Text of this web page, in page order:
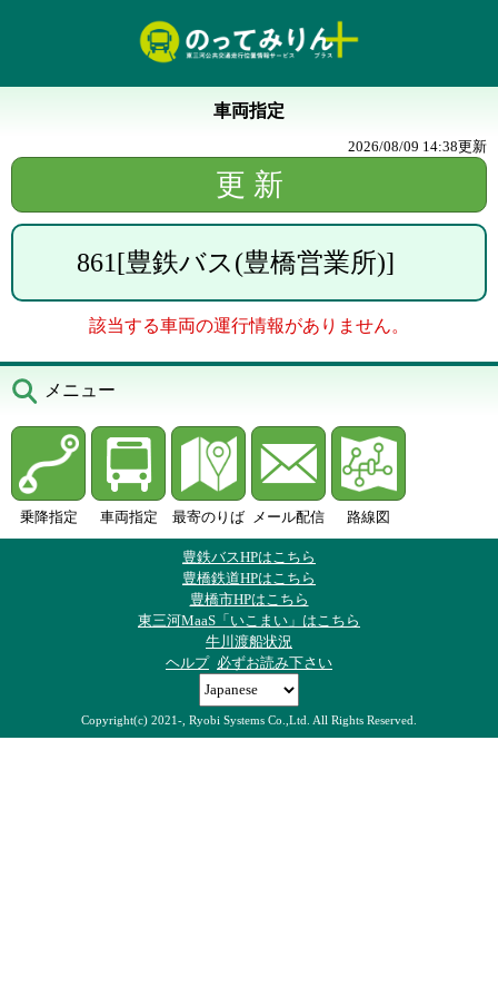
車両指定
2026/08/09 14:38更新
861[豊鉄バス(豊橋営業所)]
該当する車両の運行情報がありません。
メニュー
乗降指定 車両指定 最寄のりば メール配信 路線図
豊鉄バスHPはこちら
豊橋鉄道HPはこちら
豊橋市HPはこちら
東三河MaaS「いこまい」はこちら
牛川渡船状況
ヘルプ 必ずお読み下さい
Copyright(c) 2021-, Ryobi Systems Co.,Ltd. All Rights Reserved.